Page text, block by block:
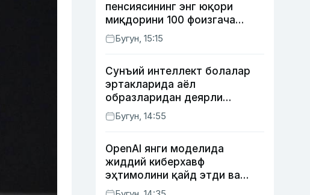
пенсиясининг энг юқори
миқдорини 100 фоизгача
оширишни назарда тутувчи
қонунни маъқуллади
Бугун, 15:15
Сунъий интеллект болалар
эртакларида аёл
образларидан деярли
фойдаланмаяпти
Бугун, 14:55
OpenAI янги моделида
жиддий киберхавф
эҳтимолини қайд этди ва
хавфсизлик чораларини